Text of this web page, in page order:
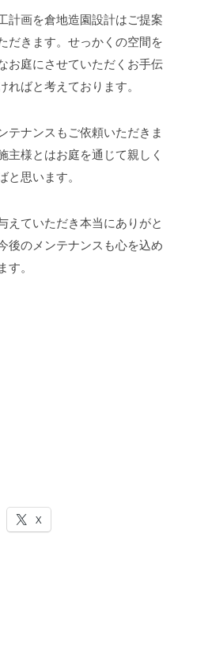
計画を倉地造園設計はご提案
だきます。せっかくの空間を
お庭にさせていただくお手伝
ればと考えております。
テナンスもご依頼いただきま
主様とはお庭を通じて親しく
と思います。
えていただき本当にありがと
後のメンテナンスも心を込め
す。
X